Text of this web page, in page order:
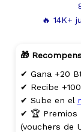
🔥 14K+
🎁
✔ Gana +20
✔ Recibe
✔ Sube en el
✔ 🏆 Premios
(vouchers de